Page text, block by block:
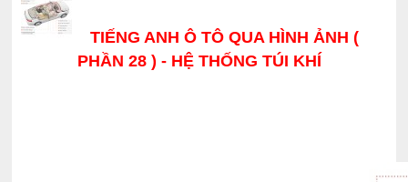
TIẾNG ANH Ô TÔ QUA HÌNH ẢNH (
PHẦN 28 ) - HỆ THỐNG TÚI KHÍ